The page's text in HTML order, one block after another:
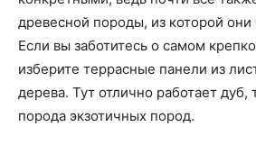
древесной породы, из которой
Если вы заботитесь о самом
изберите террасные панели из
дерева. Тут отлично работает дуб,
порода экзотичных пород.